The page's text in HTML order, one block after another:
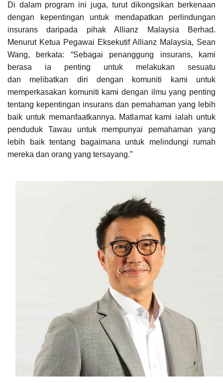
Di dalam program ini juga, turut dikongsikan berkenaan
dengan kepentingan untuk mendapatkan perlindungan
insurans daripada pihak Allianz Malaysia Berhad.
Menurut Ketua Pegawai Eksekutif Allianz Malaysia, Sean
Wang, berkata: “Sebagai penanggung insurans, kami
berasa ia penting untuk melakukan sesuatu
dan melibatkan diri dengan komuniti kami untuk
memperkasakan komuniti kami dengan ilmu yang penting
tentang kepentingan insurans dan pemahaman yang lebih
baik untuk memanfaatkannya. Matlamat kami ialah untuk
penduduk Tawau untuk mempunyai pemahaman yang
lebih baik tentang bagaimana untuk melindungi rumah
mereka dan orang yang tersayang.”